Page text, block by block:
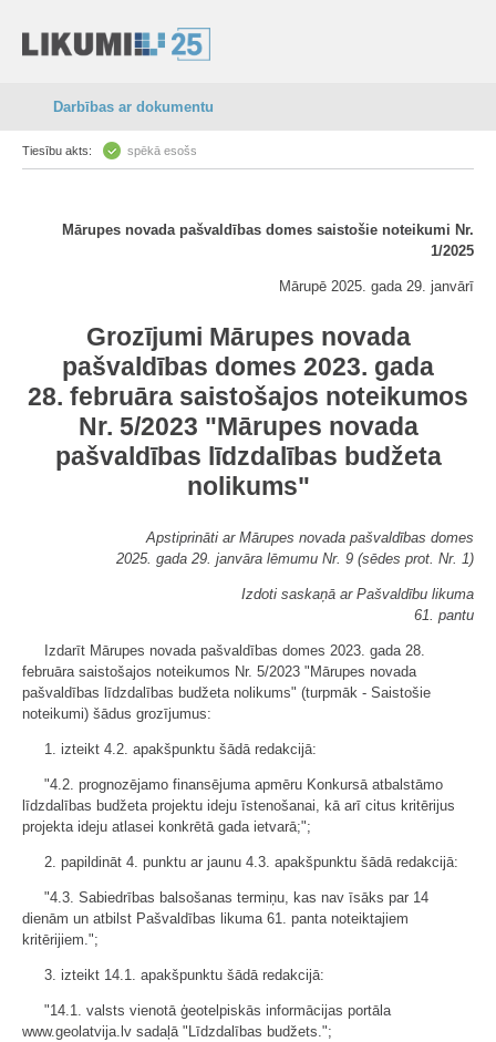
Darbības ar dokumentu
Tiesību akts: spēkā esošs
Mārupes novada pašvaldības domes saistošie noteikumi Nr.
1/2025
Mārupē 2025. gada 29. janvārī
Grozījumi Mārupes novada
pašvaldības domes 2023. gada
28. februāra saistošajos noteikumos
Nr. 5/2023 "Mārupes novada
pašvaldības līdzdalības budžeta
nolikums"
Apstiprināti ar Mārupes novada pašvaldības domes
2025. gada 29. janvāra lēmumu Nr. 9 (sēdes prot. Nr. 1)
Izdoti saskaņā ar Pašvaldību likuma
61. pantu
Izdarīt Mārupes novada pašvaldības domes 2023. gada 28.
februāra saistošajos noteikumos Nr. 5/2023 "Mārupes novada
pašvaldības līdzdalības budžeta nolikums" (turpmāk - Saistošie
noteikumi) šādus grozījumus:
1. izteikt 4.2. apakšpunktu šādā redakcijā:
"4.2. prognozējamo finansējuma apmēru Konkursā atbalstāmo
līdzdalības budžeta projektu ideju īstenošanai, kā arī citus kritērijus
projekta ideju atlasei konkrētā gada ietvarā;";
2. papildināt 4. punktu ar jaunu 4.3. apakšpunktu šādā redakcijā:
"4.3. Sabiedrības balsošanas termiņu, kas nav īsāks par 14
dienām un atbilst Pašvaldības likuma 61. panta noteiktajiem
kritērijiem.";
3. izteikt 14.1. apakšpunktu šādā redakcijā:
"14.1. valsts vienotā ģeotelpiskās informācijas portāla
www.geolatvija.lv sadaļā "Līdzdalības budžets.";